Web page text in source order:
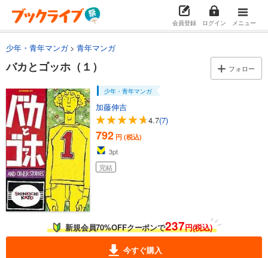
会員登録 ログイン メニュー
少年・青年マンガ 青年マンガ
バカとゴッホ（１） フォロー
少年・青年マンガ
加藤伸吉
4.7(7)
792 円 (税込)
3pt
完結
新規会員70%OFFクーポンで237円(税込)
今すぐ購入